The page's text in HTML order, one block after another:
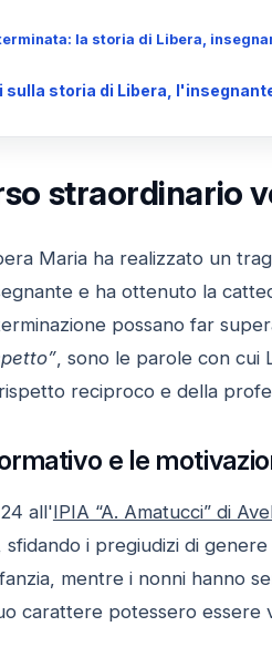
la storia di Libera,
storia di Libera,
straordinario
Maria ha realizzato un
e ha ottenuto la
possano far
, sono le parole con cui
reciproco e della
e le
all'IPIA “A. Amatucci” di
i pregiudizi di
mentre i nonni hanno
carattere potessero essere